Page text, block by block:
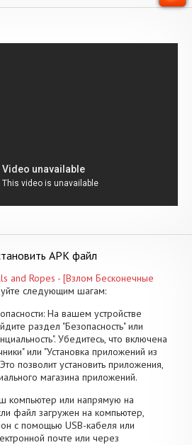
APK файл
and Ropes - [Взлом Бесконечные
следующим шагам:
На вашем устройстве
раздел "Безопасность" или
Убедитесь, что включена
или "Установка приложений из
позволит установить приложения,
магазина приложений.
компьютер или напрямую на
файл загружен на компьютер,
с помощью USB-кабеля или
почте или через